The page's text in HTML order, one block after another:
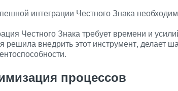
интеграции Честного Знака
Честного Знака требует времени и
решила внедрить этот инструмент, делает
процессов